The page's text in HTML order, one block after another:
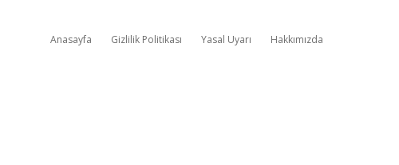
Anasayfa Gizlilik Politikası Yasal Uyarı Hakkımızda